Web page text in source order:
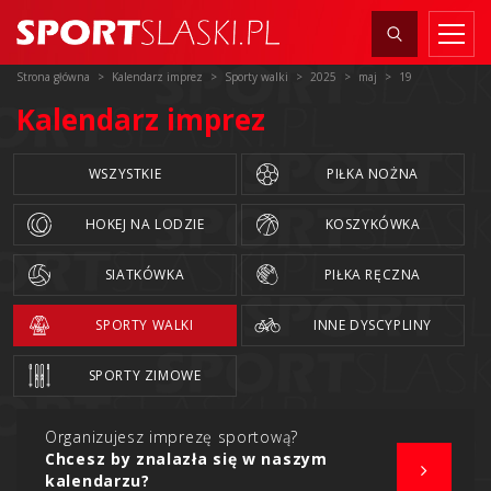
Strona główna Kalendarz imprez Sporty walki 2025 maj 19
Kalendarz imprez
WSZYSTKIE PIŁKA NOŻNA
HOKEJ NA LODZIE KOSZYKÓWKA
SIATKÓWKA PIŁKA RĘCZNA
SPORTY WALKI INNE DYSCYPLINY
SPORTY ZIMOWE
Organizujesz imprezę sportową?
Chcesz by znalazła się w naszym
kalendarzu?